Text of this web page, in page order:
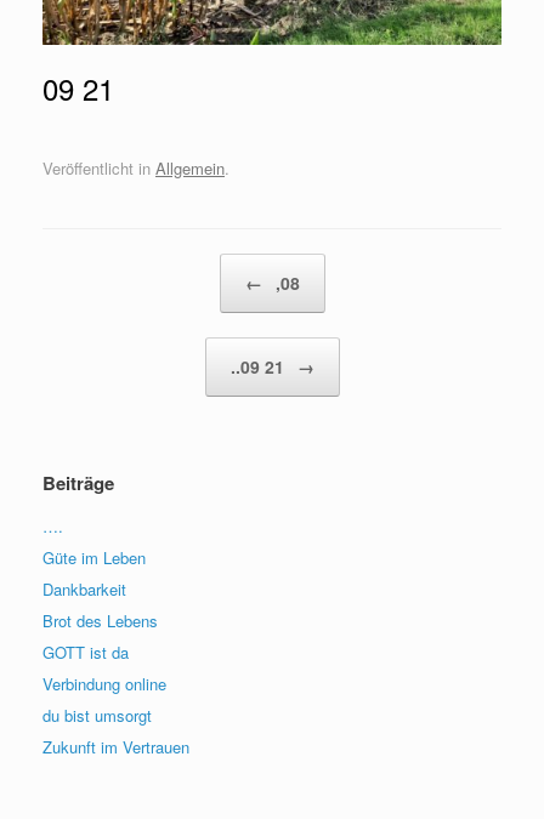
09 21
Veröffentlicht in Allgemein.
← ,08
..09 21 →
Beiträge
….
Güte im Leben
Dankbarkeit
Brot des Lebens
GOTT ist da
Verbindung online
du bist umsorgt
Zukunft im Vertrauen